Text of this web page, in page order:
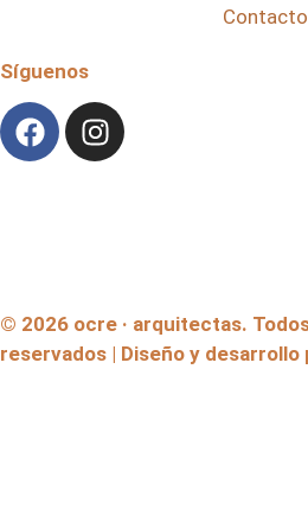
Contacto
Síguenos
© 2026 ocre · arquitectas.
reservados | Diseño y desarrollo